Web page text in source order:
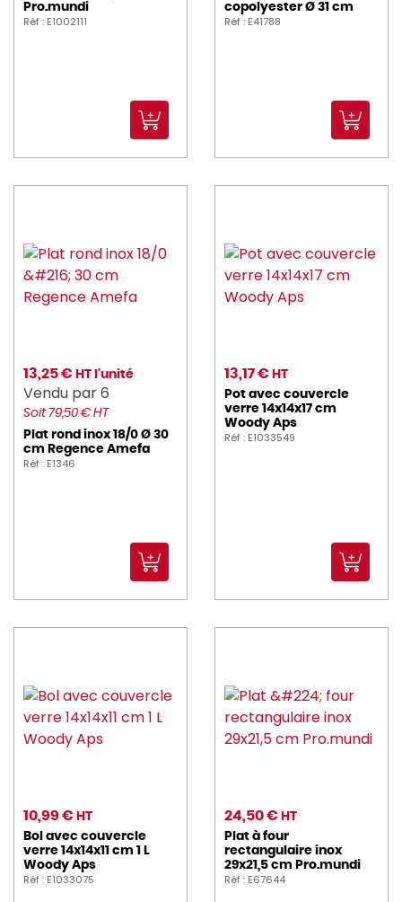
Pro.mundi
Réf : E1002111
copolyester Ø 31 cm
Réf : E41788
13,25 € HT l'unité
Vendu par 6
Soit 79,50 € HT
Plat rond inox 18/0 Ø 30
cm Regence Amefa
Réf : E1346
13,17 € HT
Pot avec couvercle
verre 14x14x17 cm
Woody Aps
Réf : E1033549
10,99 € HT
Bol avec couvercle
verre 14x14x11 cm 1 L
Woody Aps
Réf : E1033075
24,50 € HT
Plat à four
rectangulaire inox
29x21,5 cm Pro.mundi
Réf : E67644